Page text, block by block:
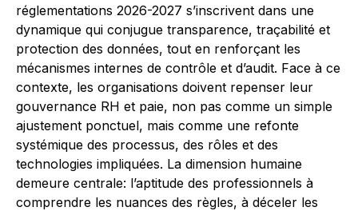
réglementations 2026-2027 s’inscrivent dans une
dynamique qui conjugue transparence, traçabilité et
protection des données, tout en renforçant les
mécanismes internes de contrôle et d’audit. Face à ce
contexte, les organisations doivent repenser leur
gouvernance RH et paie, non pas comme un simple
ajustement ponctuel, mais comme une refonte
systémique des processus, des rôles et des
technologies impliquées. La dimension humaine
demeure centrale: l’aptitude des professionnels à
comprendre les nuances des règles, à déceler les